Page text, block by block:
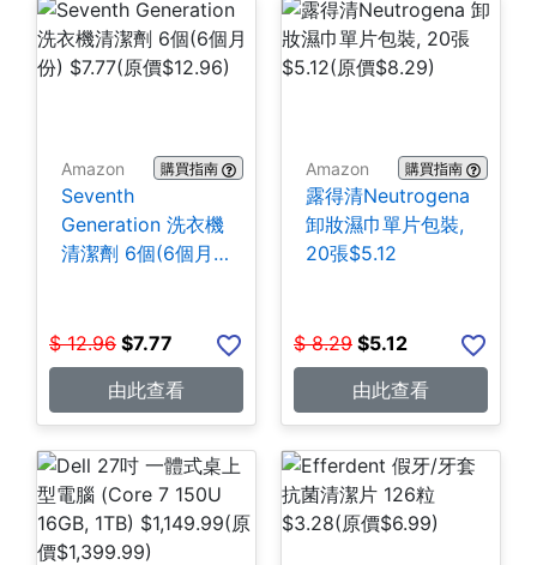
Amazon 購買指南
Seventh
Generation 洗衣機
清潔劑 6個(6個月
$ 12.96 $7.77
由此查看
Amazon 購買指南
露得清Neutrogena
卸妝濕巾單片包裝,
20張$5.12
$ 8.29 $5.12
由此查看